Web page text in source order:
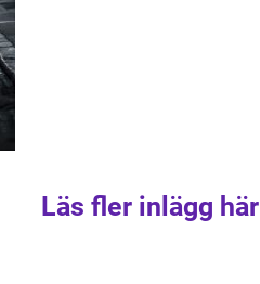
Läs fler inlägg här